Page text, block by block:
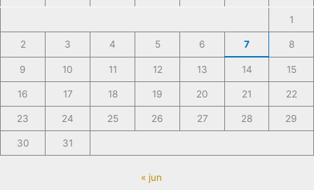
1
2 3 4 5 6 7 8
9 10 11 12 13 14 15
16 17 18 19 20 21 22
23 24 25 26 27 28 29
30 31
« jun